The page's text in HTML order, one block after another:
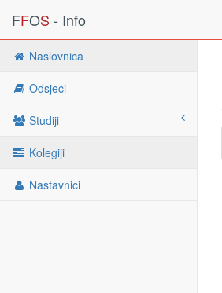
FFOS - Info
Naslovnica
Odsjeci
Studiji
Kolegiji
Nastavnici